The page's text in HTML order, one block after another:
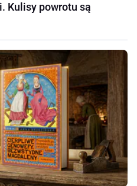
Kulisy powrotu są